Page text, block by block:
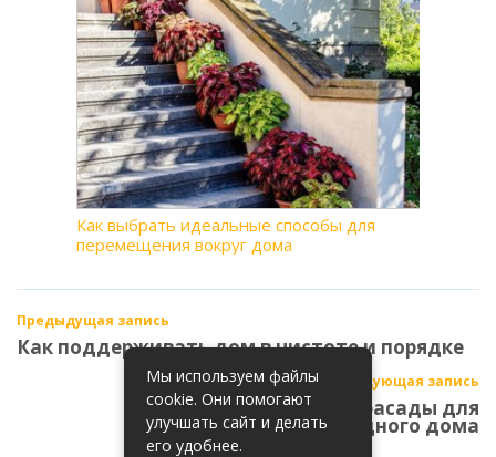
Как выбрать идеальные способы для
перемещения вокруг дома
Предыдущая запись
Как поддерживать дом в чистоте и порядке
Следующая запись
Прочные и стильные фасады для
загородного дома
Мы используем файлы
cookie. Они помогают
улучшать сайт и делать
его удобнее.